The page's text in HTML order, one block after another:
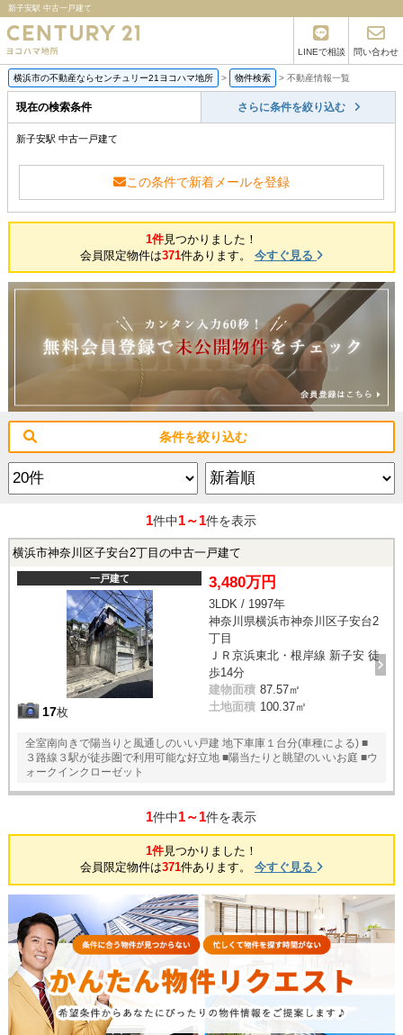
新子安駅 中古一戸建て
LINEで相談 問い合わせ
横浜市の不動産ならセンチュリー21ヨコハマ地所 > 物件検索 > 不動産情報一覧
現在の検索条件 さらに条件を絞り込む
新子安駅 中古一戸建て
この条件で新着メールを登録
1件見つかりました！
会員限定物件は371件あります。 今すぐ見る
条件を絞り込む
1件中1～1件を表示
横浜市神奈川区子安台2丁目の中古一戸建て
一戸建て
17枚
3,480万円
3LDK / 1997年
神奈川県横浜市神奈川区子安台2
丁目
ＪＲ京浜東北・根岸線 新子安 徒
歩14分
建物面積 87.57㎡
土地面積 100.37㎡
全室南向きで陽当りと風通しのいい戸建 地下車庫１台分(車種による) ■
３路線３駅が徒歩圏で利用可能な好立地 ■陽当たりと眺望のいいお庭 ■ウ
ォークインクローゼット
1件中1～1件を表示
1件見つかりました！
会員限定物件は371件あります。 今すぐ見る